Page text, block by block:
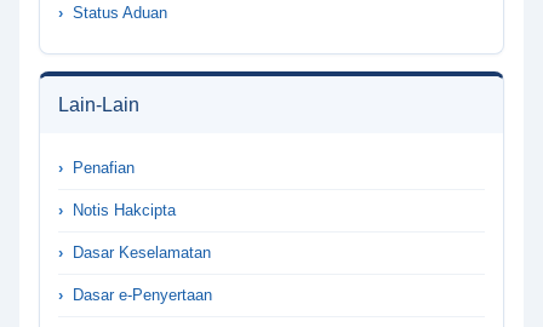
Status Aduan
Lain-Lain
Penafian
Notis Hakcipta
Dasar Keselamatan
Dasar e-Penyertaan